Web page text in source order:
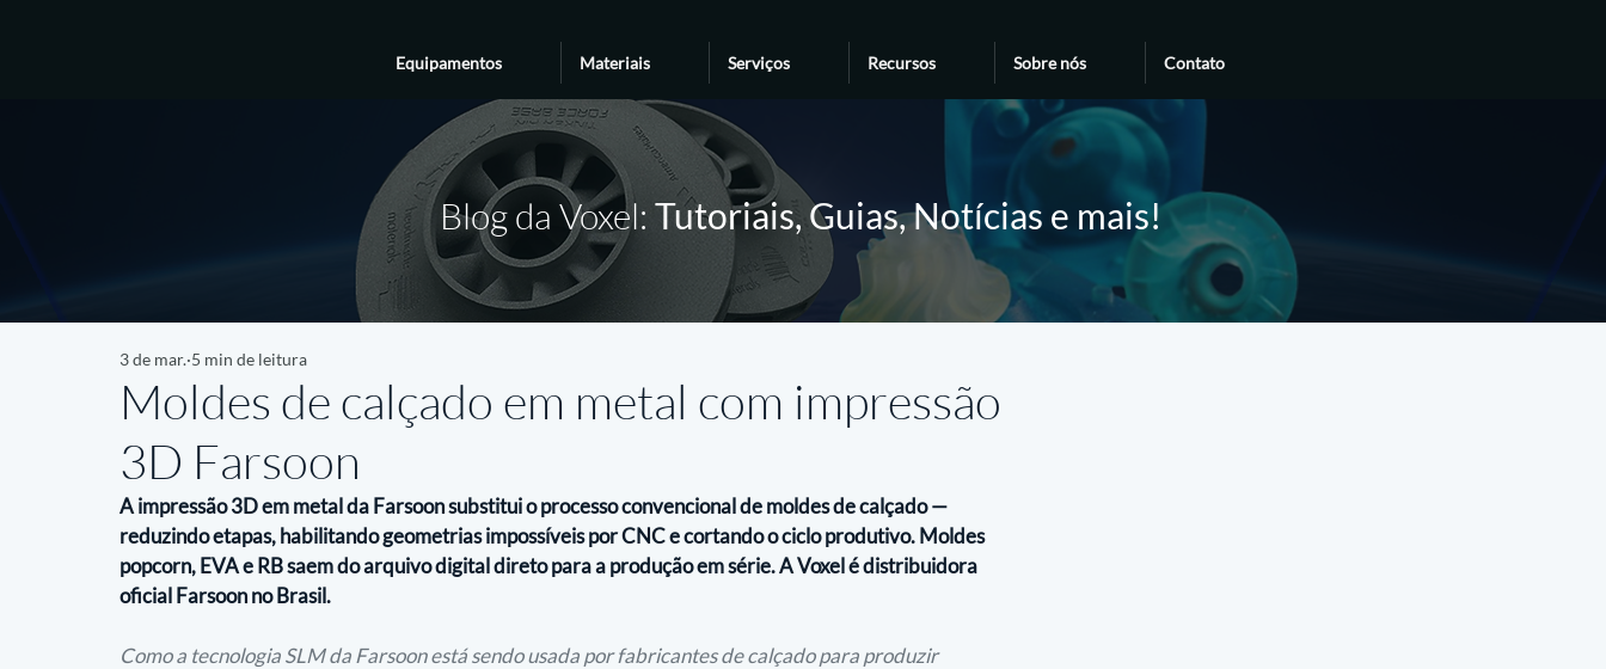
Equipamentos Materiais Serviços Recursos Sobre nós Contato
Blog da Voxel: Tutoriais, Guias, Notícias e mais!
Moldes de calçado em metal com impressão
3D Farsoon
3 de mar. 5 min de leitura
A impressão 3D em metal da Farsoon substitui o processo convencional de moldes de calçado —
reduzindo etapas, habilitando geometrias impossíveis por CNC e cortando o ciclo produtivo. Moldes
popcorn, EVA e RB saem do arquivo digital direto para a produção em série. A Voxel é distribuidora
oficial Farsoon no Brasil.
Como a tecnologia SLM da Farsoon está sendo usada por fabricantes de calçado para produzir